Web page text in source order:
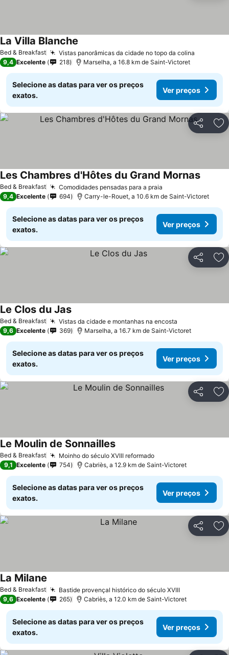
Bed & Breakfast Vistas panorâmicas da cidade no topo da colina
La Villa Blanche
9,4 Excelente 218 Marselha, a 16.8 km de Saint-Victoret
Selecione as datas para ver os preços
exatos.
Ver preços
Partilhar
Bed & Breakfast Comodidades pensadas para a praia
Les Chambres d'Hôtes du Grand MornasVer
9,4 Excelente 694 Carry-le-Rouet, a 10.6 km de Saint-Victoret
Selecione as datas para ver os preços
exatos.
Ver preços
Partilhar
Bed & Breakfast Vistas da cidade e montanhas na encosta
Le Clos du JasVer preços
9,6 Excelente 369 Marselha, a 16.7 km de Saint-Victoret
Selecione as datas para ver os preços
exatos.
Ver preços
Partilhar
Bed & Breakfast Moinho do século XVIII reformadoVer preços
Le Moulin de SonnaillesVer preços
9,1 Excelente 754 Cabriès, a 12.9 km de Saint-Victoret
Selecione as datas para ver os preços
exatos.
Ver preços
Partilhar
Bed & Breakfast Bastide provençal histórico do século XVIIIVer preços
La Milane
9,6 Excelente 265 Cabriès, a 12.0 km de Saint-Victoret
Selecione as datas para ver os preços
exatos.
Ver preços